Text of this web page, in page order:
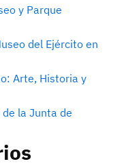
y Parque
del Ejército en
Arte, Historia y
la Junta de